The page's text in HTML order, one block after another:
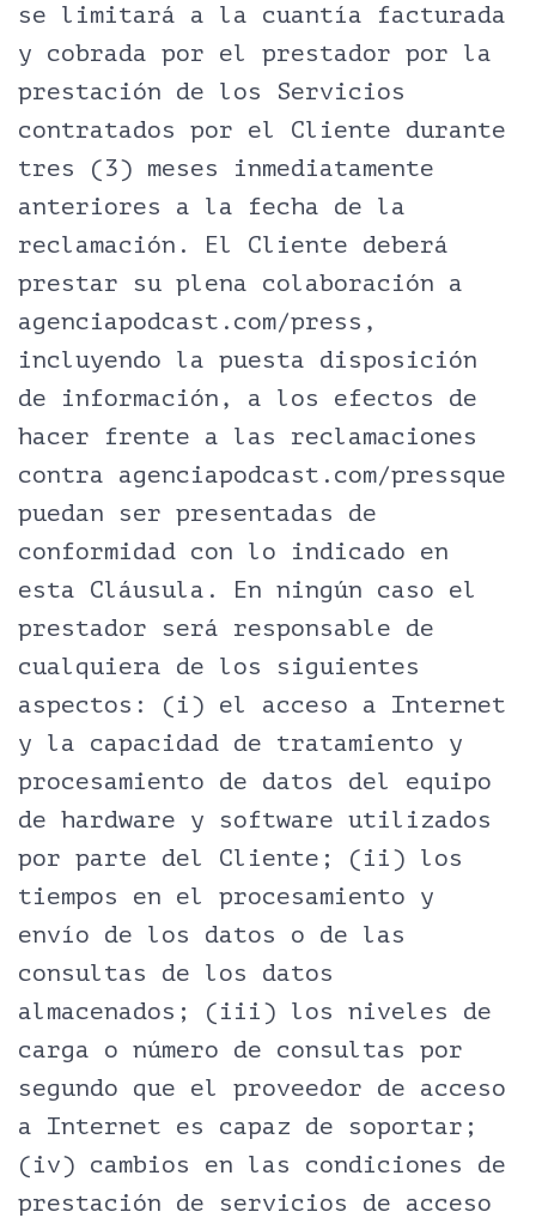
se limitará a la cuantía facturada
y cobrada por el prestador por la
prestación de los Servicios
contratados por el Cliente durante
tres (3) meses inmediatamente
anteriores a la fecha de la
reclamación. El Cliente deberá
prestar su plena colaboración a
agenciapodcast.com/press,
incluyendo la puesta disposición
de información, a los efectos de
hacer frente a las reclamaciones
contra agenciapodcast.com/pressque
puedan ser presentadas de
conformidad con lo indicado en
esta Cláusula. En ningún caso el
prestador será responsable de
cualquiera de los siguientes
aspectos: (i) el acceso a Internet
y la capacidad de tratamiento y
procesamiento de datos del equipo
de hardware y software utilizados
por parte del Cliente; (ii) los
tiempos en el procesamiento y
envío de los datos o de las
consultas de los datos
almacenados; (iii) los niveles de
carga o número de consultas por
segundo que el proveedor de acceso
a Internet es capaz de soportar;
(iv) cambios en las condiciones de
prestación de servicios de acceso